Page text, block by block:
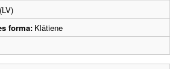
forma: Klātiene